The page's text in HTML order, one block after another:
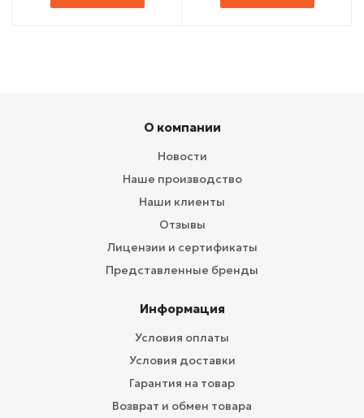
О компании
Новости
Наше производство
Наши клиенты
Отзывы
Лицензии и сертификаты
Представленные бренды
Информация
Условия оплаты
Условия доставки
Гарантия на товар
Возврат и обмен товара